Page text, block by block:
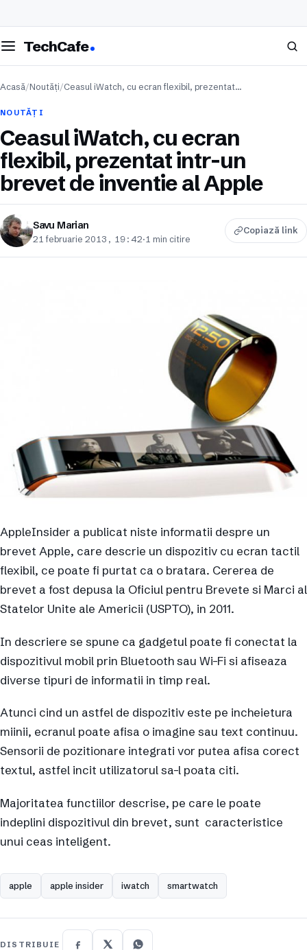
meniul
TechCafe Caută
Acasă/Noutăți/Ceasul iWatch, cu ecran flexibil, prezentat…
NOUTĂȚI
Ceasul iWatch, cu ecran
flexibil, prezentat intr-un
brevet de inventie al Apple
Savu Marian
21 februarie 2013, 19:42·1 min citire
Copiază link
AppleInsider a publicat niste informatii despre un
brevet Apple, care descrie un dispozitiv cu ecran tactil
flexibil, ce poate fi purtat ca o bratara. Cererea de
brevet a fost depusa la Oficiul pentru Brevete si Marci al
Statelor Unite ale Americii (USPTO), in 2011.
In descriere se spune ca gadgetul poate fi conectat la
dispozitivul mobil prin Bluetooth sau Wi-Fi si afiseaza
diverse tipuri de informatii in timp real.
Atunci cind un astfel de dispozitiv este pe incheietura
miinii, ecranul poate afisa o imagine sau text continuu.
Sensorii de pozitionare integrati vor putea afisa corect
textul, astfel incit utilizatorul sa-l poata citi.
Majoritatea functiilor descrise, pe care le poate
indeplini dispozitivul din brevet, sunt caracteristice
unui ceas inteligent.
apple apple insider iwatch smartwatch
DISTRIBUIE